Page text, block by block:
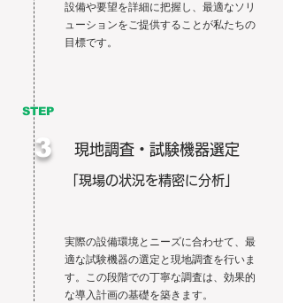
設備や要望を詳細に把握し、最適なソリ
ューションをご提供することが私たちの
目標です。
STEP
3 現地調査・試験機器選定
「現場の状況を精密に分析」
実際の設備環境とニーズに合わせて、最
適な試験機器の選定と現地調査を行いま
す。この段階での丁寧な調査は、効果的
な導入計画の基礎を築きます。